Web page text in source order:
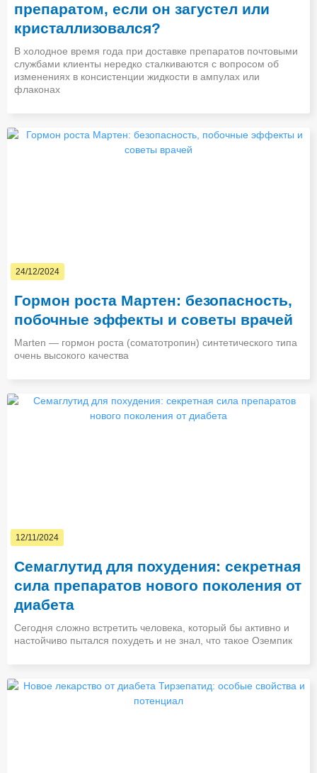
препаратом, если он загустел или
кристаллизовался?
В холодное время года при доставке препаратов почтовыми
службами клиенты нередко сталкиваются с вопросом об
изменениях в консистенции жидкости в ампулах или
флаконах
24/12/2024
Гормон роста Мартен: безопасность,
побочные эффекты и советы врачей
Marten — гормон роста (соматотропин) синтетического типа
очень высокого качества
12/11/2024
Семаглутид для похудения: секретная
сила препаратов нового поколения от
диабета
Сегодня сложно встретить человека, который бы активно и
настойчиво пытался похудеть и не знал, что такое Оземпик